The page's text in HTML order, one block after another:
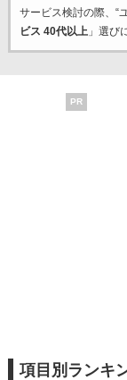
サービス検討の際、“
ビス 40代以上」選び
PR
項目別ランキ